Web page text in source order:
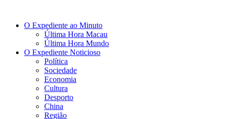
O Expediente ao Minuto
Última Hora Macau
Última Hora Mundo
O Expediente Noticioso
Política
Sociedade
Economia
Cultura
Desporto
China
Região